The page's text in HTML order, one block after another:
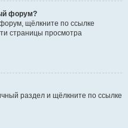
форум?
щёлкните по ссылке
страницы просмотра
раздел и щёлкните по ссылке